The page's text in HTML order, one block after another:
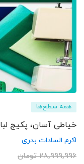
همه سطح‌ها
خیاطی آسان، پکیج
اکرم السادات بدری
28,999,996 تومان